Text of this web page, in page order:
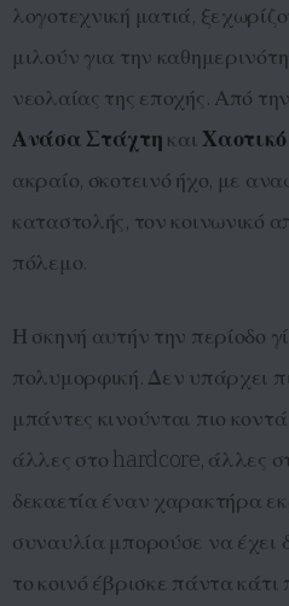
λογοτεχνική ματιά,
μιλούν για την
νεολαίας της εποχής. Από
Ανάσα Στάχτη και
ακραίο, σκοτεινό ήχο, με
καταστολής, τον κοινωνικό
πόλεμο.
Η σκηνή αυτήν την περίοδο
πολυμορφική. Δεν υπάρχει
μπάντες κινούνται πιο
άλλες στο hardcore, άλλες
δεκαετία έναν χαρακτήρα
συναυλία μπορούσε να έχει
το κοινό έβρισκε πάντα